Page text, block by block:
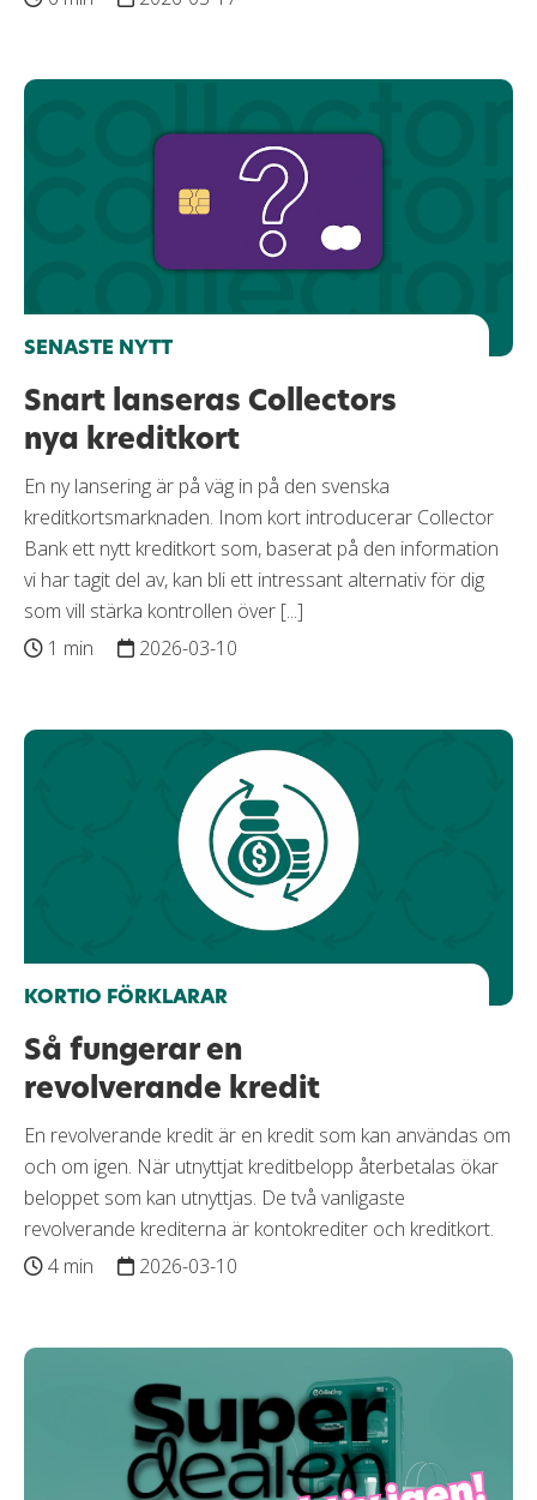
SENASTE NYTT
Snart lanseras Collectors
nya kreditkort
En ny lansering är på väg in på den svenska
kreditkortsmarknaden. Inom kort introducerar Collector
Bank ett nytt kreditkort som, baserat på den information
vi har tagit del av, kan bli ett intressant alternativ för dig
som vill stärka kontrollen över [...]
1 min
2026-03-10
KORTIO FÖRKLARAR
Så fungerar en
revolverande kredit
En revolverande kredit är en kredit som kan användas om
och om igen. När utnyttjat kreditbelopp återbetalas ökar
beloppet som kan utnyttjas. De två vanligaste
revolverande krediterna är kontokrediter och kreditkort.
4 min
2026-03-10